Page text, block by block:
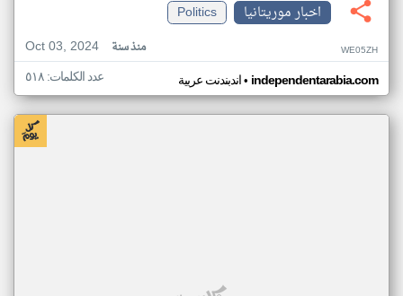
اخبار موريتانيا
Politics
Oct 03, 2024
منذ سنة WE05ZH
اندبندنت عربية• independentarabia.com عدد الكلمات: ٥١٨